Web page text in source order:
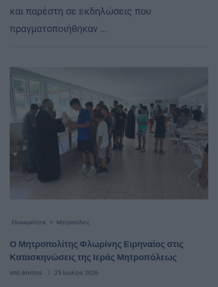
και παρέστη σε εκδηλώσεις που
πραγματοποιήθηκαν …
Επικαιρότητα Μητροπόλεις
Ο Μητροπολίτης Φλωρίνης Ειρηναίος στις
Κατασκηνώσεις της Ιεράς Μητροπόλεως
από ikivotos 25 Ιουλίου 2026